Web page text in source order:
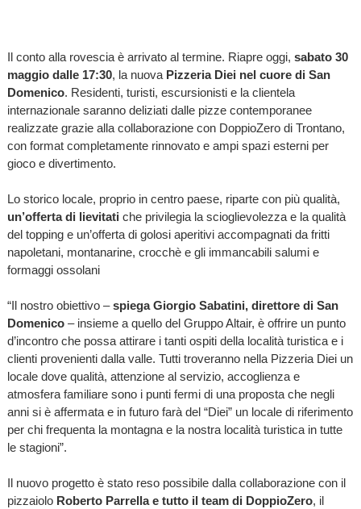
Il conto alla rovescia è arrivato al termine. Riapre oggi, sabato 30
maggio dalle 17:30, la nuova Pizzeria Diei nel cuore di San
Domenico. Residenti, turisti, escursionisti e la clientela
internazionale saranno deliziati dalle pizze contemporanee
realizzate grazie alla collaborazione con DoppioZero di Trontano,
con format completamente rinnovato e ampi spazi esterni per
gioco e divertimento.
Lo storico locale, proprio in centro paese, riparte con più qualità,
un’offerta di lievitati che privilegia la scioglievolezza e la qualità
del topping e un’offerta di golosi aperitivi accompagnati da fritti
napoletani, montanarine, crocchè e gli immancabili salumi e
formaggi ossolani
“Il nostro obiettivo –spiega Giorgio Sabatini, direttore di San
Domenico – insieme a quello del Gruppo Altair, è offrire un punto
d’incontro che possa attirare i tanti ospiti della località turistica e i
clienti provenienti dalla valle. Tutti troveranno nella Pizzeria Diei un
locale dove qualità, attenzione al servizio, accoglienza e
atmosfera familiare sono i punti fermi di una proposta che negli
anni si è affermata e in futuro farà del “Diei” un locale di riferimento
per chi frequenta la montagna e la nostra località turistica in tutte
le stagioni”.
Il nuovo progetto è stato reso possibile dalla collaborazione con il
pizzaiolo Roberto Parrella e tutto il team di DoppioZero, il